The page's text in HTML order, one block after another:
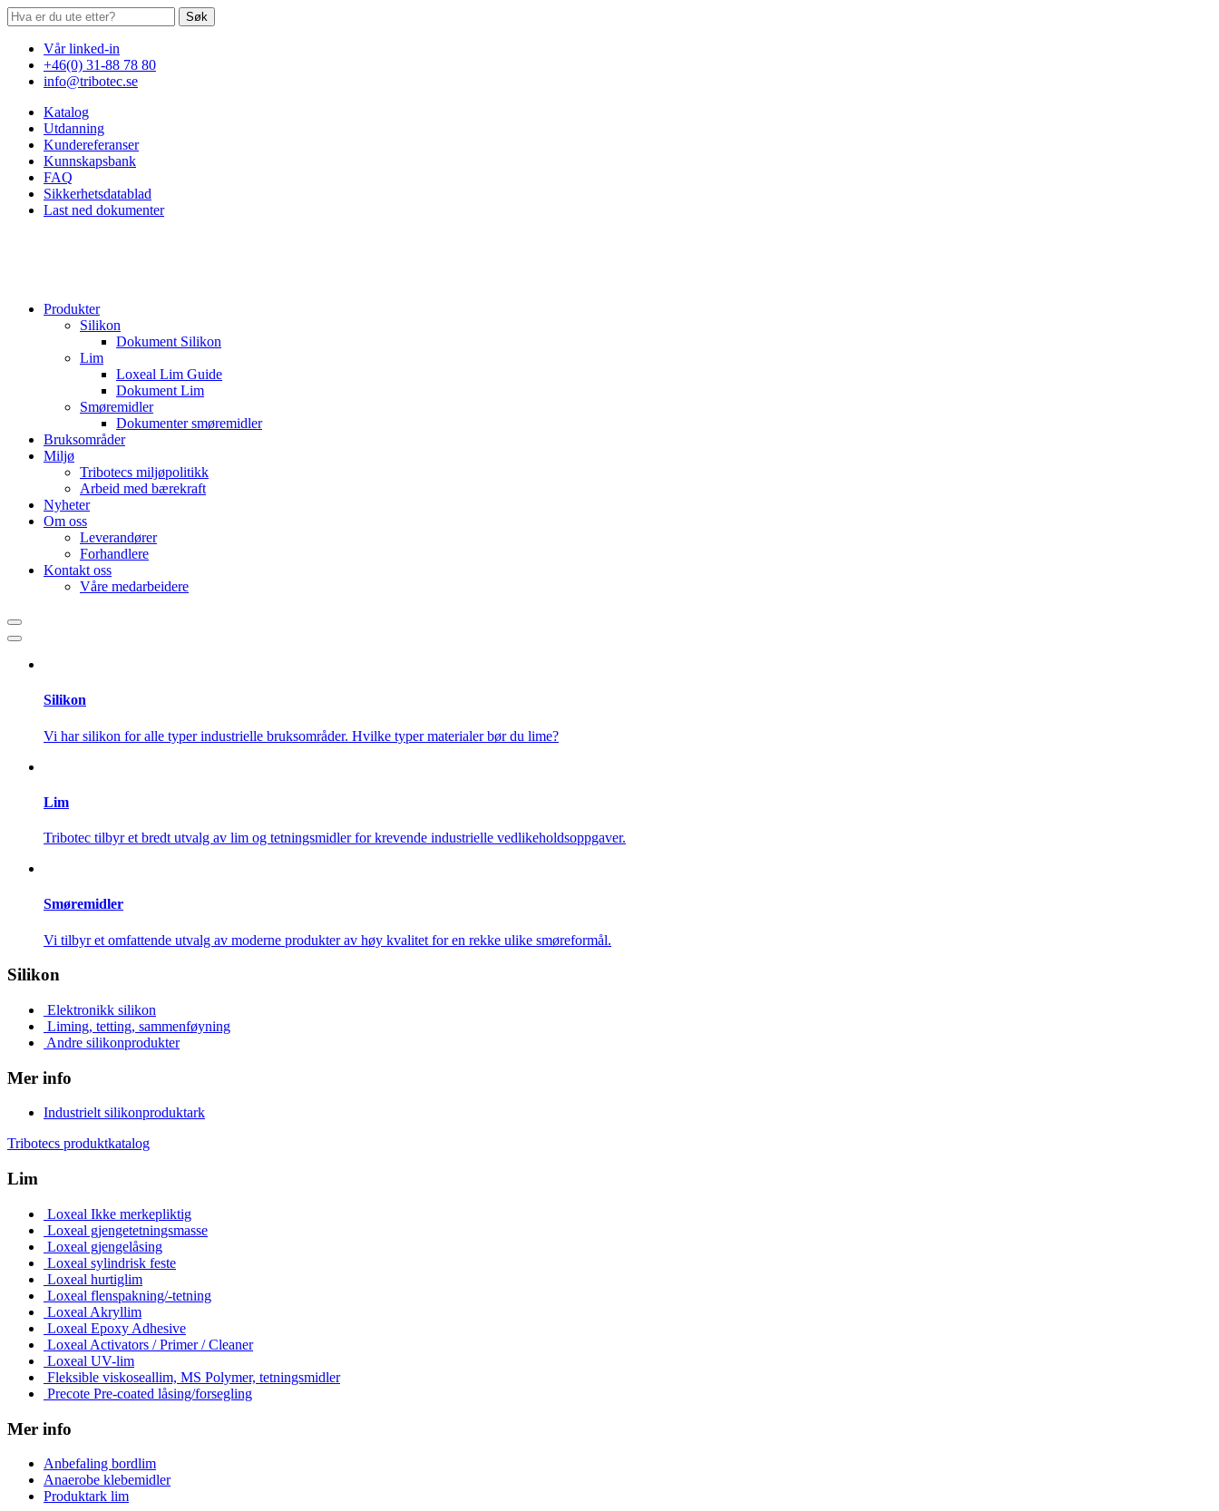
Søk
Vår linked-in
+46(0) 31-88 78 80
info@tribotec.se
Katalog
Utdanning
Kundereferanser
Kunnskapsbank
FAQ
Sikkerhetsdatablad
Last ned dokumenter
Produkter
Silikon
Dokument Silikon
Lim
Loxeal Lim Guide
Dokument Lim
Smøremidler
Dokumenter smøremidler
Bruksområder
Miljø
Tribotecs miljøpolitikk
Arbeid med bærekraft
Nyheter
Om oss
Leverandører
Forhandlere
Kontakt oss
Våre medarbeidere
Silikon
Vi har silikon for alle typer industrielle bruksområder. Hvilke typer materialer bør du lime?
Lim
Tribotec tilbyr et bredt utvalg av lim og tetningsmidler for krevende industrielle vedlikeholdsoppgaver.
Smøremidler
Vi tilbyr et omfattende utvalg av moderne produkter av høy kvalitet for en rekke ulike smøreformål.
Silikon
Elektronikk silikon
Liming, tetting, sammenføyning
Andre silikonprodukter
Mer info
Industrielt silikonproduktark
Tribotecs produktkatalog
Lim
Loxeal Ikke merkepliktig
Loxeal gjengetetningsmasse
Loxeal gjengelåsing
Loxeal sylindrisk feste
Loxeal hurtiglim
Loxeal flenspakning/-tetning
Loxeal Akryllim
Loxeal Epoxy Adhesive
Loxeal Activators / Primer / Cleaner
Loxeal UV-lim
Fleksible viskoseallim, MS Polymer, tetningsmidler
Precote Pre-coated låsing/forsegling
Mer info
Anbefaling bordlim
Anaerobe klebemidler
Produktark lim